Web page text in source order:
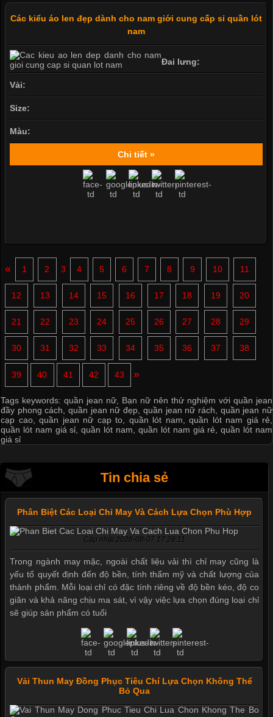
Các kiểu áo len đẹp dành cho nam giới cung cấp sỉ quần lót
nam
Đai lưng:
Vải:
Size:
Màu:
Chi tiết »
« 1 2 3 4 5 6 7 8 9 10 11
12 13 14 15 16 17 18 19 20
21 22 23 24 25 26 27 28 29
30 31 32 33 34 35 36 37 38
39 40 41 42 43 »
Tags keywords: quần jean nữ
Bạn nữ nên thử nghiệm với quần jean
đầy phong cách ,quần jean nữ đẹp quần jean nữ rách
quần jean nữ
cạp cao, quần jean nữ cạp to quần lót nam quần lót nam giá rẻ
quần lót nam giá sỉ ,quần lót nam quần lót nam giá rẻ ,quần lót nam
giá sỉ
Tin chia sẻ
Phân Biệt Các Loại Chỉ May Và Cách Lựa Chọn Phù Hợp
Cập nhật 2026-08-07 17:28:11
Trong ngành may mặc, ngoài chất liệu vải thì chỉ may cũng là
yếu tố quyết định đến độ bền, tính thẩm mỹ và chất lượng của
thành phẩm. Mỗi loại chỉ có đặc tính riêng về độ bền kéo, độ co
giãn và khả năng chịu ma sát, vì vậy việc lựa chọn đúng loại chỉ
sẽ giúp sản phẩm có tuổi
Vải Thun May Đồng Phục Tiêu Chí Lựa Chọn Không Thể
Bỏ Qua
Mẫu quần short quần lót nam nữ hè thu 2017